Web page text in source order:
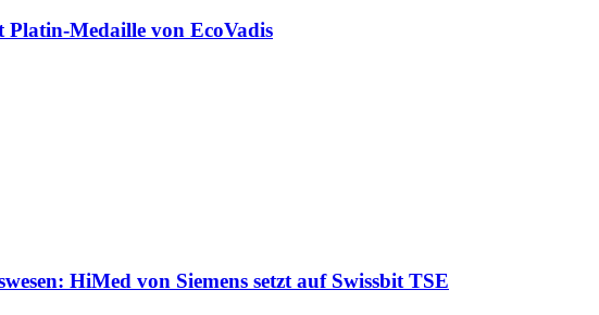
Medaille von EcoVadis
HiMed von Siemens setzt auf Swissbit TSE